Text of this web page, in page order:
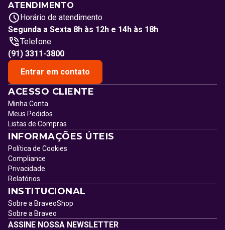
ATENDIMENTO
Horário de atendimento
Segunda a Sexta 8h às 12h e 14h às 18h
Telefone
(91) 3311-3800
Entrar em contato
ACESSO CLIENTE
Minha Conta
Meus Pedidos
Listas de Compras
INFORMAÇÕES ÚTEIS
Política de Cookies
Compliance
Privacidade
Relatórios
INSTITUCIONAL
Sobre a BraveoShop
Sobre a Braveo
ASSINE NOSSA NEWSLETTER